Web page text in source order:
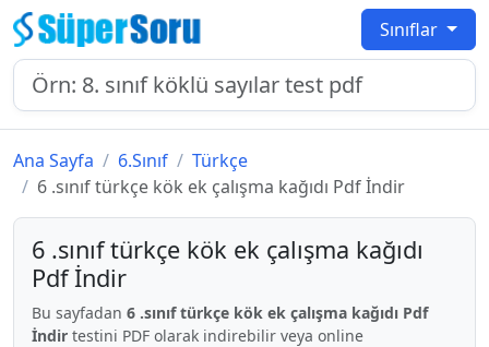
Sınıflar
Ana Sayfa 6.Sınıf
Türkçe
6 .sınıf türkçe kök ek çalışma kağıdı Pdf İndir
6 .sınıf türkçe kök ek çalışma kağıdı
Pdf İndir
Bu sayfadan 6 .sınıf türkçe kök ek çalışma kağıdı Pdf
İndir testini PDF olarak indirebilir veya online